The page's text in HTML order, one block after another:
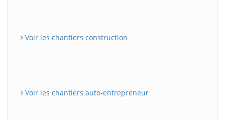
Voir les chantiers construction
Voir les chantiers auto-entrepreneur